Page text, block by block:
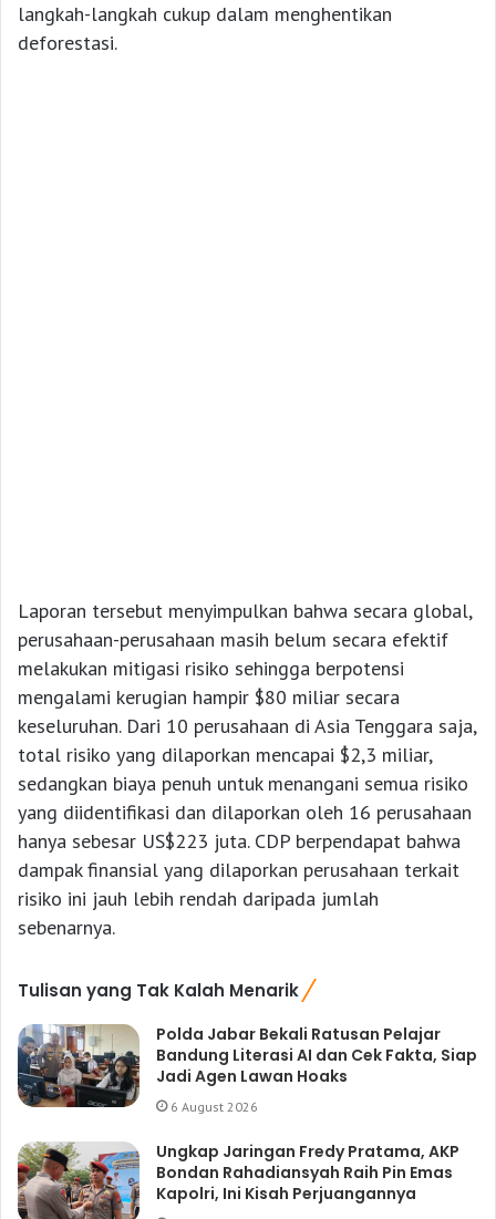
langkah-langkah cukup dalam menghentikan
deforestasi.
Laporan tersebut menyimpulkan bahwa secara global,
perusahaan-perusahaan masih belum secara efektif
melakukan mitigasi risiko sehingga berpotensi
mengalami kerugian hampir $80 miliar secara
keseluruhan. Dari 10 perusahaan di Asia Tenggara saja,
total risiko yang dilaporkan mencapai $2,3 miliar,
sedangkan biaya penuh untuk menangani semua risiko
yang diidentifikasi dan dilaporkan oleh 16 perusahaan
hanya sebesar US$223 juta. CDP berpendapat bahwa
dampak finansial yang dilaporkan perusahaan terkait
risiko ini jauh lebih rendah daripada jumlah
sebenarnya.
Tulisan yang Tak Kalah Menarik
Polda Jabar Bekali Ratusan Pelajar
Bandung Literasi AI dan Cek Fakta, Siap
Jadi Agen Lawan Hoaks
6 August 2026
Ungkap Jaringan Fredy Pratama, AKP
Bondan Rahadiansyah Raih Pin Emas
Kapolri, Ini Kisah Perjuangannya